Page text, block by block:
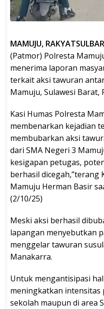
MAMUJU,
(Patmor) Polresta
menerima laporan
terkait aksi tawuran
Mamuju, Sulawesi Barat,
Kasi Humas Polresta
membenarkan kejadian
membubarkan aksi
dari SMA Negeri 3
kesigapan petugas,
berhasil dicegah,”terang
Mamuju Herman Basir
(2/10/25)
Meski aksi berhasil
lapangan menyebutkan
menggelar tawuran
Manakarra.
Untuk mengantisipasi
meningkatkan intensitas
sekolah maupun di area